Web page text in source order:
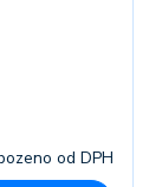
od DPH